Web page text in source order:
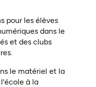
pour les élèves
dans le
et des clubs
le matériel et la
à la